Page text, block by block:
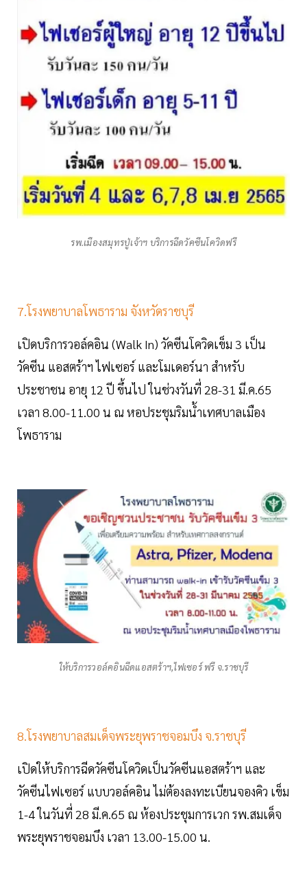
รพ.เมืองสมุทรปู่เจ้าฯ บริการฉีดวัคซีนโควิดฟรี
7.โรงพยาบาลโพธาราม จังหวัดราชบุรี
เปิดบริการวอล์คอิน (Walk In) วัคซีนโควิดเข็ม 3 เป็น
วัคซีน แอสตร้าฯ ไฟเซอร์ และโมเดอร์นา สำหรับ
ประชาชน อายุ 12 ปี ขึ้นไป ในช่วงวันที่ 28-31 มี.ค.65
เวลา 8.00-11.00 น ณ หอประชุมริมน้ำเทศบาลเมือง
โพธาราม
ให้บริการวอล์คอินฉีดแอสตร้าฯ,ไฟเซอร์ ฟรี จ.ราชบุรี
8.โรงพยาบาลสมเด็จพระยุพราชจอมบึง จ.ราชบุรี
เปิดให้บริการฉีดวัคซีนโควิดเป็นวัคซีนแอสตร้าฯ และ
วัคซีนไฟเซอร์ แบบวอล์คอิน ไม่ต้องลงทะเบียนจองคิว เข็ม
1-4 ในวันที่ 28 มี.ค.65 ณ ห้องประชุมการเวก รพ.สมเด็จ
พระยุพราชจอมบึง เวลา 13.00-15.00 น.